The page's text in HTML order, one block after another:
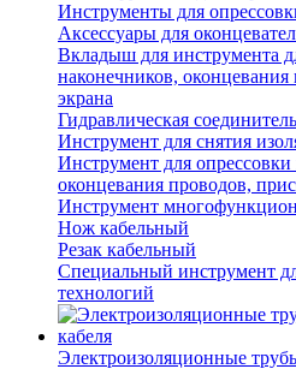
Инструменты для
Аксессуары для
Вкладыш для инструмента
наконечников,
экрана
Гидравлическая
Инструмент для снятия
Инструмент для
оконцевания проводов,
Инструмент
Нож кабельный
Резак кабельный
Специальный инструмент
технологий
Электроизоляционные